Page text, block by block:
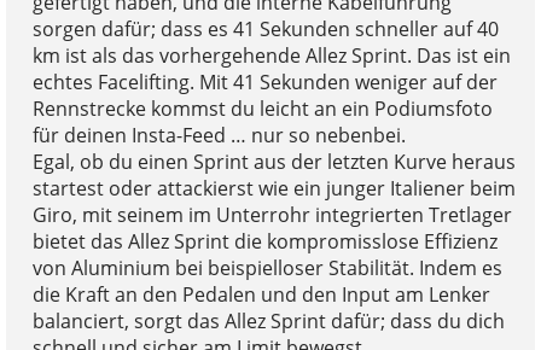
sorgen dafür; dass es 41 Sekunden schneller auf 40
km ist als das vorhergehende Allez Sprint. Das ist ein
echtes Facelifting. Mit 41 Sekunden weniger auf der
Rennstrecke kommst du leicht an ein Podiumsfoto
für deinen Insta-Feed … nur so nebenbei.
Egal, ob du einen Sprint aus der letzten Kurve heraus
startest oder attackierst wie ein junger Italiener beim
Giro, mit seinem im Unterrohr integrierten Tretlager
bietet das Allez Sprint die kompromisslose Effizienz
von Aluminium bei beispielloser Stabilität. Indem es
die Kraft an den Pedalen und den Input am Lenker
balanciert, sorgt das Allez Sprint dafür; dass du dich